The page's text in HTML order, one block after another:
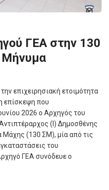
ΓΕΑ στην 130
Μήνυμα
επιχειρησιακή ετοιμότητα
επίσκεψη που
2026 ο Αρχηγός του
(Ι) Δημοσθένης
Μάχης (130 ΣΜ), μία από τις
του
ΓΕΑ συνόδευε ο